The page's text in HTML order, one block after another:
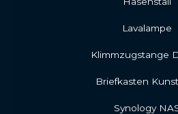
Lavalampe
Klimmzugstange
Briefkasten
Synology